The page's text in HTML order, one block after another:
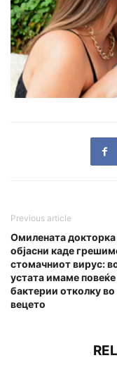
Previous article
Омилената докторка
објасни каде
стомачниот вирус:
устата имаме повеќе
бактерии отколку во
вецето